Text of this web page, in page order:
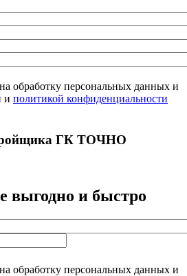
обработку персональных данных и
и политикой конфиденциальности
ГК ТОЧНО
выгодно и быстро
обработку персональных данных и